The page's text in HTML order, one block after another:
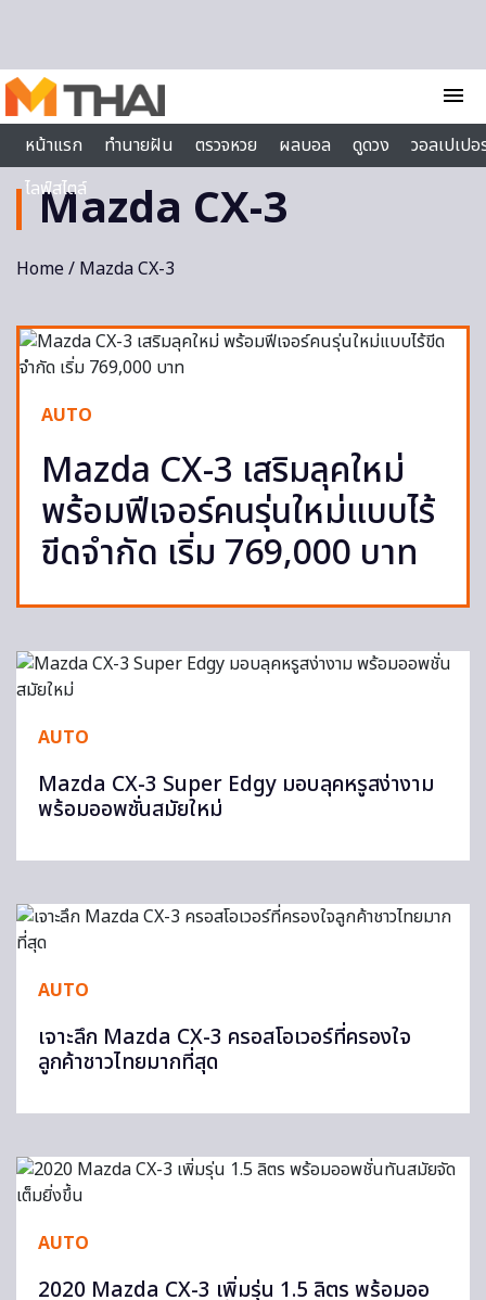
menu
หน้าแรก
ทำนายฝัน ตรวจหวย ผลบอล ดูดวง
วอลเปเป
ไลฟ์สไตล์
Mazda CX-3
Home/ Mazda CX-3
AUTO
Mazda CX-3 เสริมลุคใหม่
พร้อมฟีเจอร์คนรุ่นใหม่แบบไร้
ขีดจำกัด เริ่ม 769,000 บาท
AUTO
Mazda CX-3 Super Edgy มอบลุคหรูสง่างาม
พร้อมออพชั่นสมัยใหม่
AUTO
เจาะลึก Mazda CX-3 ครอสโอเวอร์ที่ครองใจ
ลูกค้าชาวไทยมากที่สุด
AUTO
2020 Mazda CX-3 เพิ่มรุ่น 1.5 ลิตร พร้อมออ